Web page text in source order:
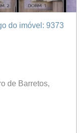
do imóvel: 9373
de Barretos,